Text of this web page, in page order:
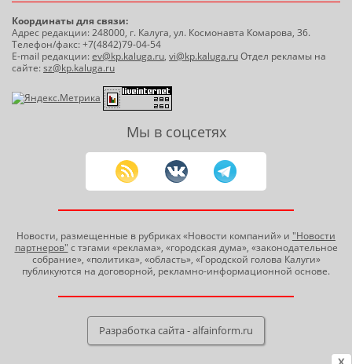
Координаты для связи:
Адрес редакции: 248000, г. Калуга, ул. Космонавта Комарова, 36.
Телефон/факс: +7(4842)79-04-54
E-mail редакции:ev@kp.kaluga.ru, vi@kp.kaluga.ruОтдел рекламы на
сайте:sz@kp.kaluga.ru
Мы в соцсетях
Новости, размещенные в рубриках «Новости компаний» и "Новости
партнеров" с тэгами «реклама», «городская дума», «законодательное
собрание», «политика», «область», «Городской голова Калуги»
публикуются на договорной, рекламно-информационной основе.
Разработка сайта - alfainform.ru